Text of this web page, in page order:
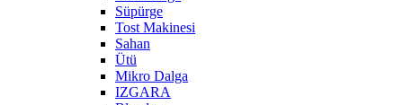
Süpürge
Tost Makinesi
Sahan
Ütü
Mikro Dalga
IZGARA